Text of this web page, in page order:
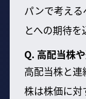
パンで考え
とへの期待を
Q. 高配当株
高配当株と
株は株価に